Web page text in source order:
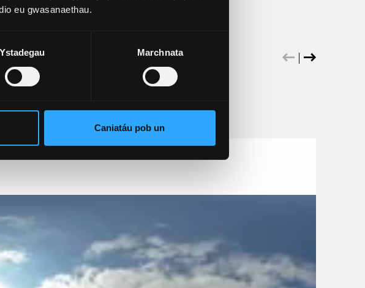
eu gwasanaethau.
Ystadegau Marchnata
Caniatáu pob un
MWY O WYBODAETH
/4
/4
/4
/4
arbennig